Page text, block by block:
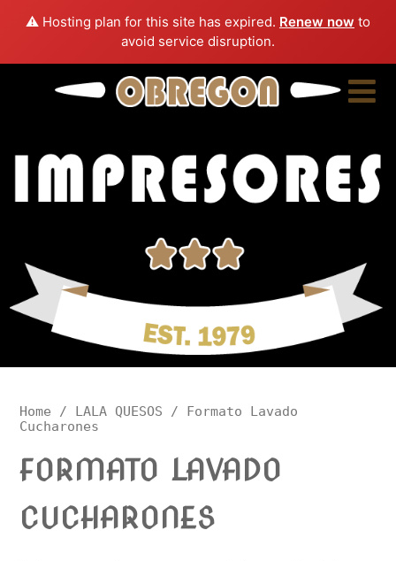
⚠️ Hosting plan for this site has expired. Renew now to
avoid service disruption.
Home / LALA QUESOS / Formato Lavado
Cucharones
FORMATO LAVADO
CUCHARONES